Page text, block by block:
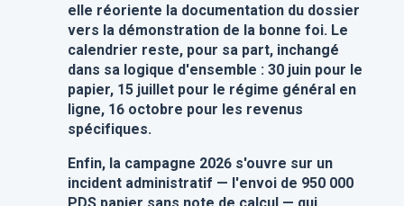
elle réoriente la documentation du dossier
vers la démonstration de la bonne foi. Le
calendrier reste, pour sa part, inchangé
dans sa logique d'ensemble : 30 juin pour le
papier, 15 juillet pour le régime général en
ligne, 16 octobre pour les revenus
spécifiques.
Enfin, la campagne 2026 s'ouvre sur un
incident administratif — l'envoi de 950 000